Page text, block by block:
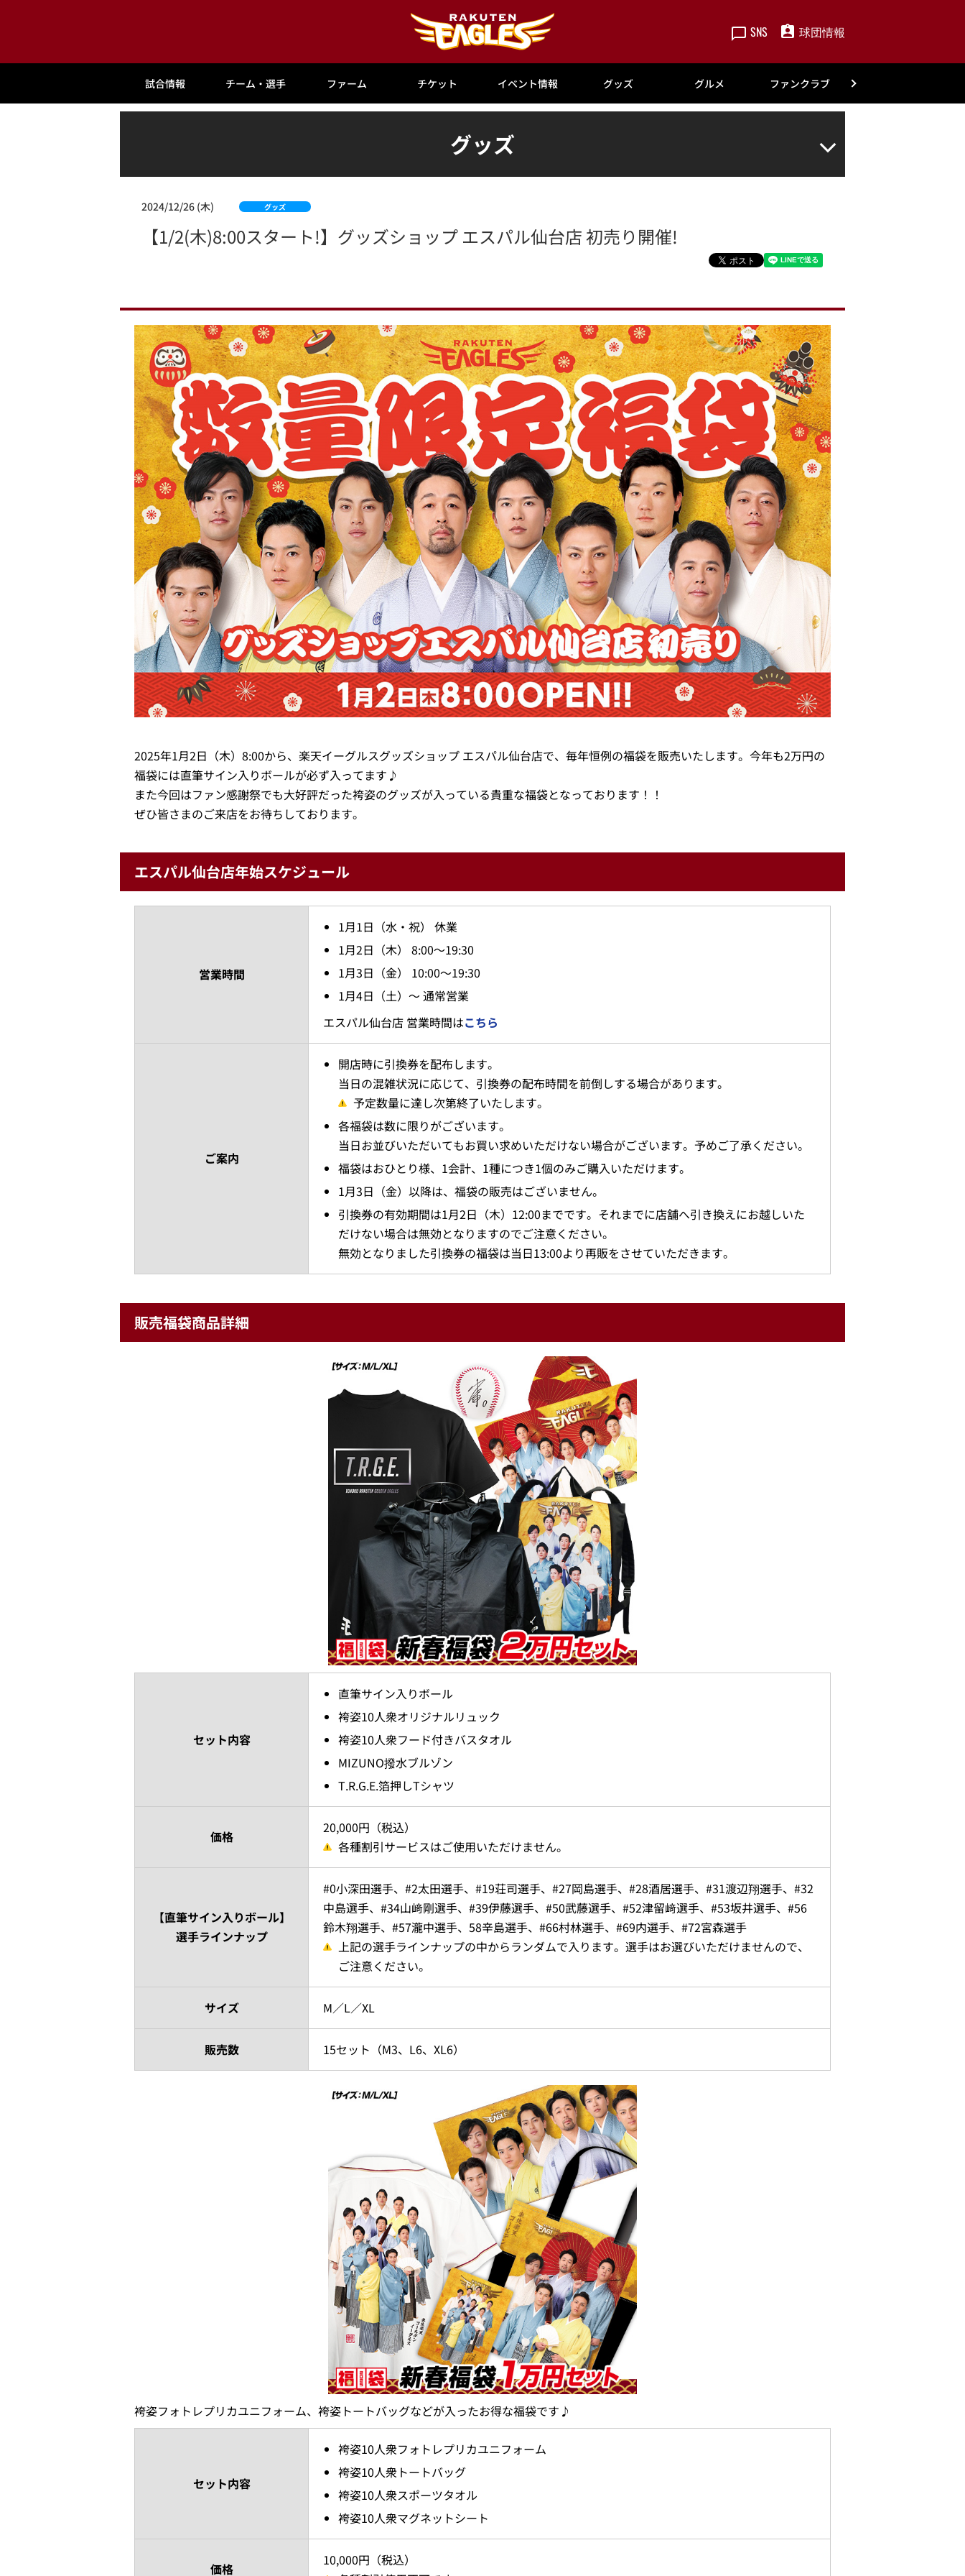
SNS 球団情報
試合情報 チーム・選手 ファーム チケット イベント情報 グッズ グルメ ファンクラブ
グッズ
2024/12/26 (木) グッズ
【1/2(木)8:00スタート!】グッズショップ エスパル仙台店 初売り開催!
2025年1月2日（木）8:00から、楽天イーグルスグッズショップ エスパル仙台店で、毎年恒例の福袋を販売いたします。今年も2万円の
福袋には直筆サイン入りボールが必ず入ってます♪
また今回はファン感謝祭でも大好評だった袴姿のグッズが入っている貴重な福袋となっております！！
ぜひ皆さまのご来店をお待ちしております。
エスパル仙台店年始スケジュール
営業時間
1月1日（水・祝） 休業
1月2日（木） 8:00～19:30
1月3日（金） 10:00～19:30
1月4日（土）～ 通常営業
エスパル仙台店 営業時間はこちら
ご案内
開店時に引換券を配布します。
当日の混雑状況に応じて、引換券の配布時間を前倒しする場合があります。
予定数量に達し次第終了いたします。
各福袋は数に限りがございます。
当日お並びいただいてもお買い求めいただけない場合がございます。予めご了承ください。
福袋はおひとり様、1会計、1種につき1個のみご購入いただけます。
1月3日（金）以降は、福袋の販売はございません。
引換券の有効期間は1月2日（木）12:00までです。それまでに店舗へ引き換えにお越しいた
だけない場合は無効となりますのでご注意ください。
無効となりました引換券の福袋は当日13:00より再販をさせていただきます。
販売福袋商品詳細
セット内容
直筆サイン入りボール
袴姿10人衆オリジナルリュック
袴姿10人衆フード付きバスタオル
MIZUNO撥水ブルゾン
T.R.G.E.箔押しTシャツ
価格
20,000円（税込）
各種割引サービスはご使用いただけません。
【直筆サイン入りボール】
選手ラインナップ
#0小深田選手、#2太田選手、#19荘司選手、#27岡島選手、#28酒居選手、#31渡辺翔選手、#32
中島選手、#34山﨑剛選手、#39伊藤選手、#50武藤選手、#52津留﨑選手、#53坂井選手、#56
鈴木翔選手、#57瀧中選手、58辛島選手、#66村林選手、#69内選手、#72宮森選手
上記の選手ラインナップの中からランダムで入ります。選手はお選びいただけませんので、
ご注意ください。
サイズ M／L／XL
販売数 15セット（M3、L6、XL6）
袴姿フォトレプリカユニフォーム、袴姿トートバッグなどが入ったお得な福袋です♪
セット内容
袴姿10人衆フォトレプリカユニフォーム
袴姿10人衆トートバッグ
袴姿10人衆スポーツタオル
袴姿10人衆マグネットシート
価格
10,000円（税込）